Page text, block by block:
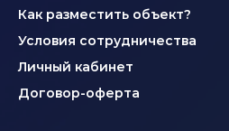
Как разместить объект?
Условия сотрудничества
Личный кабинет
Договор-оферта